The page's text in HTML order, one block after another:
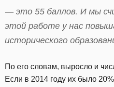
— это 55 баллов. И мы
этой работе у нас
исторического
По его словам, выросло и
Если в 2014 году их было